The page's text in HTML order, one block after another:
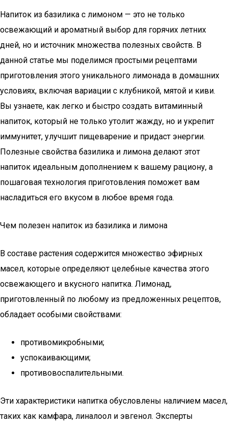
Напиток из базилика с лимоном — это не только
освежающий и ароматный выбор для горячих летних
дней, но и источник множества полезных свойств. В
данной статье мы поделимся простыми рецептами
приготовления этого уникального лимонада в домашних
условиях, включая вариации с клубникой, мятой и киви.
Вы узнаете, как легко и быстро создать витаминный
напиток, который не только утолит жажду, но и укрепит
иммунитет, улучшит пищеварение и придаст энергии.
Полезные свойства базилика и лимона делают этот
напиток идеальным дополнением к вашему рациону, а
пошаговая технология приготовления поможет вам
насладиться его вкусом в любое время года.
Чем полезен напиток из базилика и лимона
В составе растения содержится множество эфирных
масел, которые определяют целебные качества этого
освежающего и вкусного напитка. Лимонад,
приготовленный по любому из предложенных рецептов,
обладает особыми свойствами:
противомикробными;
успокаивающими;
противовоспалительными.
Эти характеристики напитка обусловлены наличием масел,
таких как камфара, линалоол и эвгенол. Эксперты